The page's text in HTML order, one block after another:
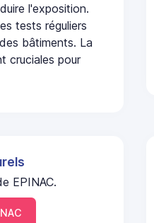
l'exposition.
tests réguliers
bâtiments. La
cruciales pour
EPINAC.